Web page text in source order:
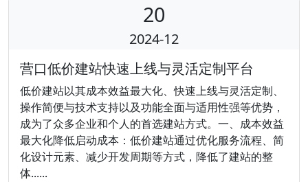
20
2024-12
营口低价建站快速上线与灵活定制平台
低价建站以其成本效益最大化、快速上线与灵活定制、
操作简便与技术支持以及功能全面与适用性强等优势，
成为了众多企业和个人的首选建站方式。一、成本效益
最大化降低启动成本：低价建站通过优化服务流程、简
化设计元素、减少开发周期等方式，降低了建站的整
体......